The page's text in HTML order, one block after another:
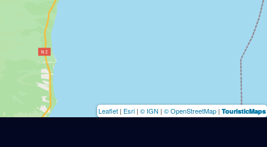
Leaflet | Esri | © IGN | © OpenStreetMap | TouristicMaps